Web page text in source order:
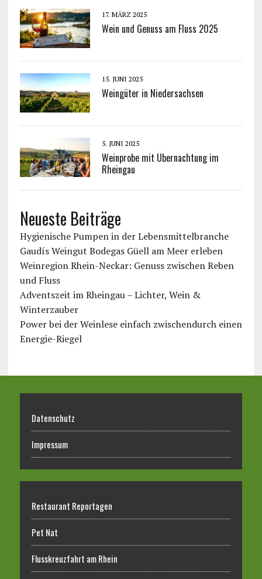
17. MÄRZ 2025
Wein und Genuss am Fluss 2025
15. JUNI 2025
Weingüter in Niedersachsen
5. JUNI 2025
Weinprobe mit Übernachtung im
Rheingau
Neueste Beiträge
Hygienische Pumpen in der Lebensmittelbranche
Gaudís Weingut Bodegas Güell am Meer erleben
Weinregion Rhein-Neckar: Genuss zwischen Reben
und Fluss
Adventszeit im Rheingau – Lichter, Wein &
Winterzauber
Power bei der Weinlese einfach zwischendurch einen
Energie-Riegel
Datenschutz
Impressum
Restaurant Reportagen
Pet Nat
Flusskreuzfahrt am Rhein